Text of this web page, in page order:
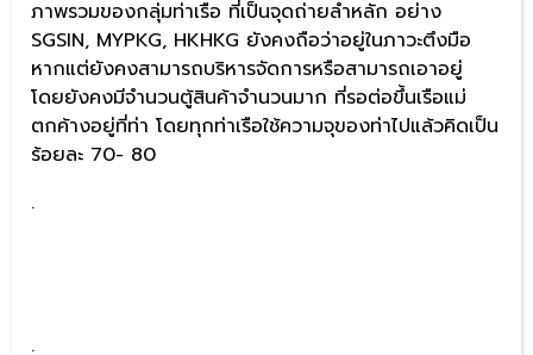
ภาพรวมของกลุ่มท่าเรือ ที่เป็นจุดถ่ายลำหลัก อย่าง
SGSIN, MYPKG, HKHKG ยังคงถือว่าอยู่ในภาวะตึงมือ
หากแต่ยังคงสามารถบริหารจัดการหรือสามารถเอาอยู่
โดยยังคงมีจำนวนตู้สินค้าจำนวนมาก ที่รอต่อขึ้นเรือแม่
ตกค้างอยู่ที่ท่า โดยทุกท่าเรือใช้ความจุของท่าไปแล้วคิดเป็น
ร้อยละ 70- 80
.
.